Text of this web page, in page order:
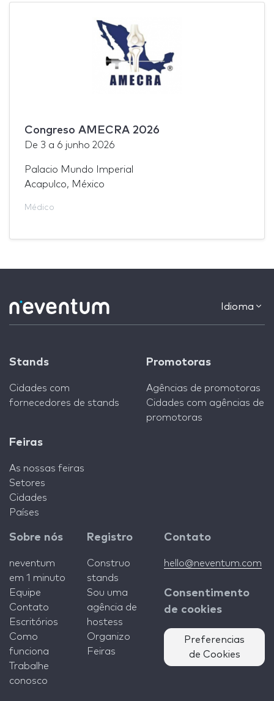
Congreso AMECRA 2026
De 3 a 6 junho 2026
Palacio Mundo Imperial
Acapulco, México
Médico
Idioma
Stands
Cidades com
fornecedores de stands
Promotoras
Agências de promotoras
Cidades com agências de
promotoras
Feiras
As nossas feiras
Setores
Cidades
Países
Sobre nós
neventum
em 1 minuto
Equipe
Contato
Escritórios
Como
funciona
Trabalhe
conosco
Registro
Construo
stands
Sou uma
agência de
hostess
Organizo
Feiras
Contato
hello@neventum.com
Consentimento
de cookies
Preferencias
de Cookies